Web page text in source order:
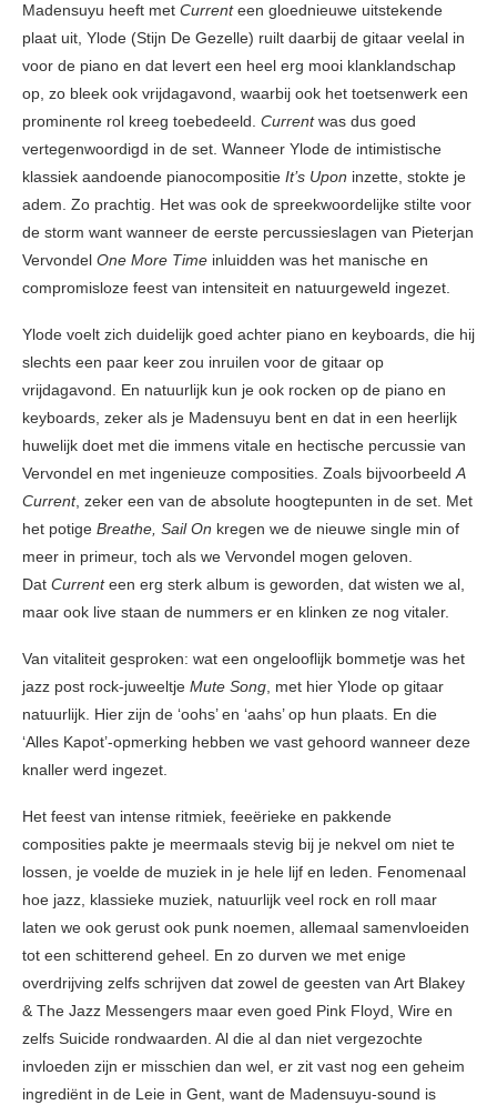
Madensuyu heeft met Currenteen gloednieuwe uitstekende
plaat uit, Ylode (Stijn De Gezelle) ruilt daarbij de gitaar veelal in
voor de piano en dat levert een heel erg mooi klanklandschap
op, zo bleek ook vrijdagavond, waarbij ook het toetsenwerk een
prominente rol kreeg toebedeeld. Currentwas dus goed
vertegenwoordigd in de set. Wanneer Ylode de intimistische
klassiek aandoende pianocompositie It’s Upon inzette, stokte je
adem. Zo prachtig. Het was ook de spreekwoordelijke stilte voor
de storm want wanneer de eerste percussieslagen van Pieterjan
Vervondel One More Time inluidden was het manische en
compromisloze feest van intensiteit en natuurgeweld ingezet.
Ylode voelt zich duidelijk goed achter piano en keyboards, die hij
slechts een paar keer zou inruilen voor de gitaar op
vrijdagavond. En natuurlijk kun je ook rocken op de piano en
keyboards, zeker als je Madensuyu bent en dat in een heerlijk
huwelijk doet met die immens vitale en hectische percussie van
Vervondel en met ingenieuze composities. Zoals bijvoorbeeldA
Current, zeker een van de absolute hoogtepunten in de set. Met
het potige Breathe, Sail On kregen we de nieuwe single min of
meer in primeur, toch als we Vervondel mogen geloven.
Dat Currenteen erg sterk album is geworden, dat wisten we al,
maar ook live staan de nummers er en klinken ze nog vitaler.
Van vitaliteit gesproken: wat een ongelooflijk bommetje was het
jazz post rock-juweeltje Mute Song, met hier Ylode op gitaar
natuurlijk. Hier zijn de ‘oohs’ en ‘aahs’ op hun plaats. En die
‘Alles Kapot’-opmerking hebben we vast gehoord wanneer deze
knaller werd ingezet.
Het feest van intense ritmiek, feeërieke en pakkende
composities pakte je meermaals stevig bij je nekvel om niet te
lossen, je voelde de muziek in je hele lijf en leden. Fenomenaal
hoe jazz, klassieke muziek, natuurlijk veel rock en roll maar
laten we ook gerust ook punk noemen, allemaal samenvloeiden
tot een schitterend geheel. En zo durven we met enige
overdrijving zelfs schrijven dat zowel de geesten van Art Blakey
& The Jazz Messengers maar even goed Pink Floyd, Wire en
zelfs Suicide rondwaarden. Al die al dan niet vergezochte
invloeden zijn er misschien dan wel, er zit vast nog een geheim
ingrediënt in de Leie in Gent, want de Madensuyu-sound is